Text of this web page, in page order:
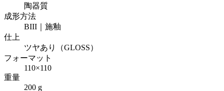
陶器質
成形方法
BIII｜施釉
仕上
ツヤあり（GLOSS）
フォーマット
110×110
重量
200 g